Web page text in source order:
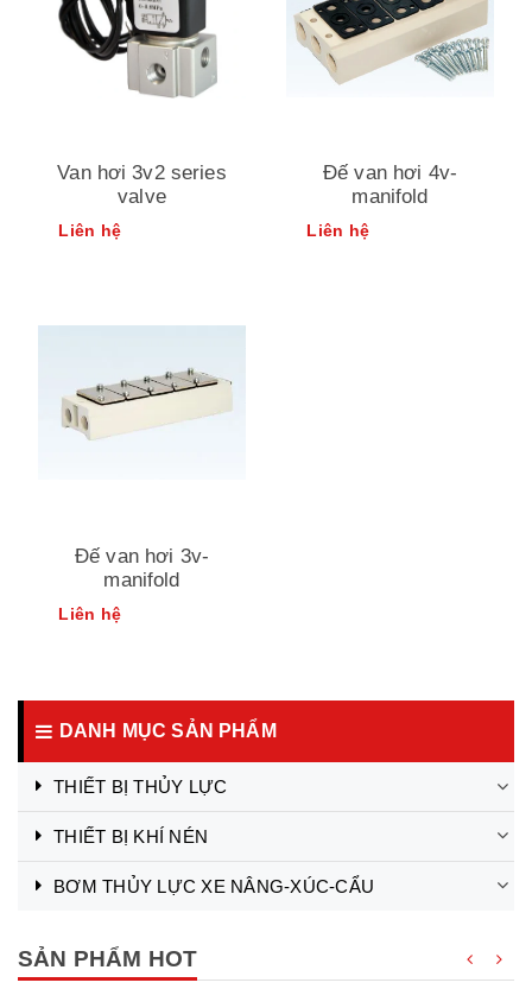
Van hơi 3v2 series
valve
Liên hệ
Đế van hơi 4v-
manifold
Liên hệ
Đế van hơi 3v-
manifold
Liên hệ
DANH MỤC SẢN PHẨM
THIẾT BỊ THỦY LỰC
THIẾT BỊ KHÍ NÉN
BƠM THỦY LỰC XE NÂNG-XÚC-CẨU
SẢN PHẨM HOT